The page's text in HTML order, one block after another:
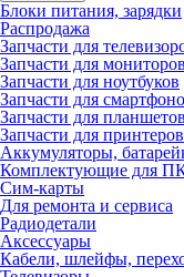
Блоки питания, зарядки
Распродажа
Запчасти для
Запчасти для мониторов
Запчасти для ноутбуков
Запчасти для
Запчасти для планшетов
Запчасти для принтеров
Аккумуляторы,
Комплектующие для ПК
Сим-карты
Для ремонта и сервиса
Радиодетали
Аксессуары
Кабели, шлейфы,